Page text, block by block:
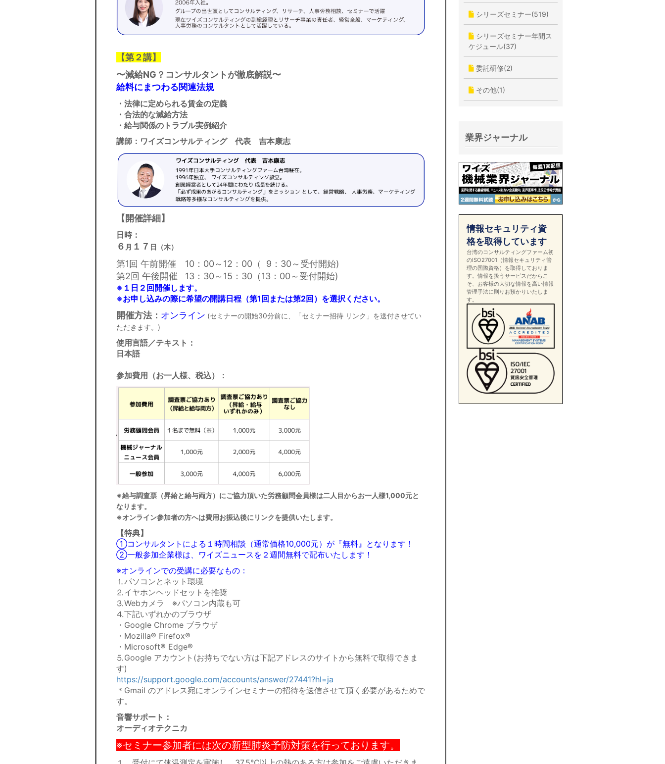
【第２講】
〜減給NG？コンサルタントが徹底解説〜
給料にまつわる関連法規
・法律に定められる賃金の定義
・合法的な減給方法
・給与関係のトラブル実例紹介
講師：ワイズコンサルティング 代表 吉本康志
【開催詳細】
日時：
６ 月 １７ 日（木）
第1回 午前開催 10：00～12：00（ 9：30～受付開始)
第2回 午後開催 13：30～15：30（13：00～受付開始)
※１日２回開催します。
※お申し込みの際に希望の開講日程（第1回または第2回）を選択ください。
開催方法： オンライン (セミナーの開始30分前に、「セミナー招待 リンク」を送付させてい
ただきます。)
使用言語／テキスト：
日本語
参加費用（お一人様、税込）：
※給与調查票（昇給と給与両方）にご協力頂いた労務顧問会員様は二人目からお一人様1,000元と
なります。
※オンライン参加者の方へは費用お振込後にリンクを提供いたします。
【特典】
①コンサルタントによる１時間相談（通常価格10,000元）が『無料』となります！
②一般参加企業様は、ワイズニュースを２週間無料で配布いたします！
※オンラインでの受講に必要なもの：
⒈パソコンとネット環境
⒉イヤホンヘッドセットを推奨
⒊Webカメラ ※パソコン内蔵も可
⒋下記いずれかのブラウザ
・Google Chrome ブラウザ
・Mozilla® Firefox®
・Microsoft® Edge®
⒌Google アカウント(お持ちでない方は下記アドレスのサイトから無料で取得できま
す)
https://support.google.com/accounts/answer/27441?hl=ja
＊Gmail のアドレス宛にオンラインセミナーの招待を送信させて頂く必要があるためで
す。
音響サポート ：
オーディオテクニカ
※セミナー参加者には次の新型肺炎予防対策を行っております。
シリーズセミナー(519)
シリーズセミナー年間ス
ケジュール(37)
委託研修(2)
その他(1)
業界ジャーナル
情報セキュリティ資
格を取得しています
台湾のコンサルティングファーム初
のISO27001（情報セキュリティ管
理の国際資格）を取得しておりま
す。情報を扱うサービスだからこ
そ、お客様の大切な情報を高い情報
管理手法に則りお預かりいたしま
す。